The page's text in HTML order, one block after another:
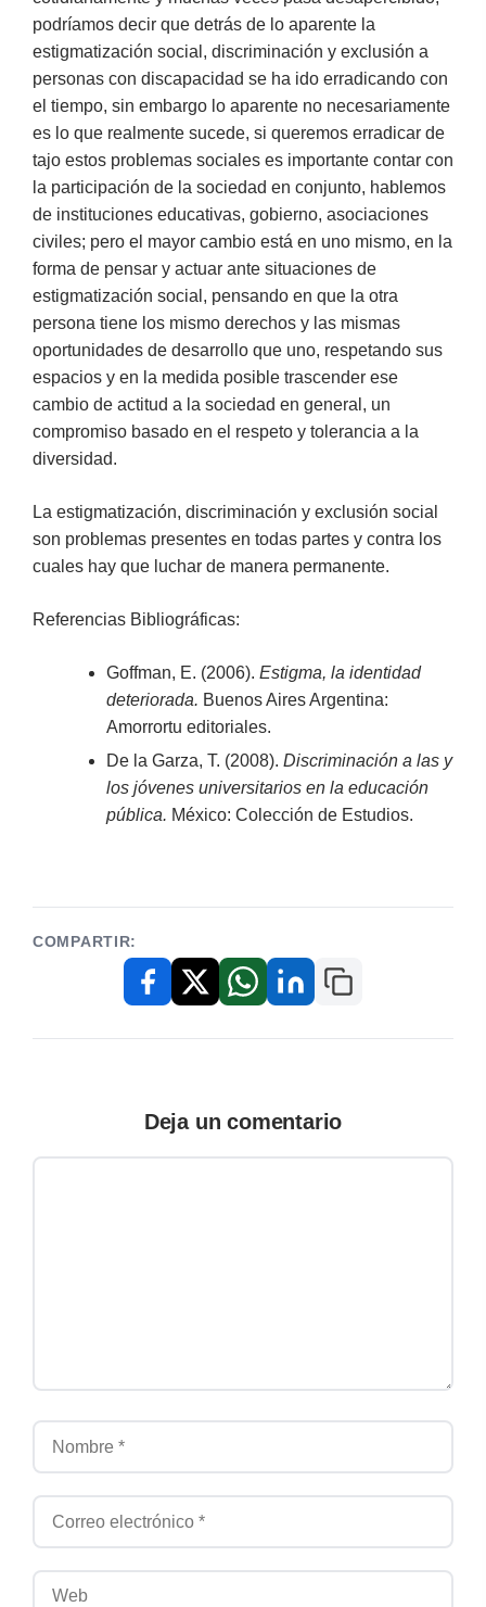
podríamos decir que detrás de lo aparente la
estigmatización social, discriminación y exclusión a
personas con discapacidad se ha ido erradicando con
el tiempo, sin embargo lo aparente no necesariamente
es lo que realmente sucede, si queremos erradicar de
tajo estos problemas sociales es importante contar con
la participación de la sociedad en conjunto, hablemos
de instituciones educativas, gobierno, asociaciones
civiles; pero el mayor cambio está en uno mismo, en la
forma de pensar y actuar ante situaciones de
estigmatización social, pensando en que la otra
persona tiene los mismo derechos y las mismas
oportunidades de desarrollo que uno, respetando sus
espacios y en la medida posible trascender ese
cambio de actitud a la sociedad en general, un
compromiso basado en el respeto y tolerancia a la
diversidad.
La estigmatización, discriminación y exclusión social
son problemas presentes en todas partes y contra los
cuales hay que luchar de manera permanente.
Referencias Bibliográficas:
Goffman, E. (2006). Estigma, la identidad
deteriorada. Buenos Aires Argentina:
Amorrortu editoriales.
De la Garza, T. (2008). Discriminación a las y
los jóvenes universitarios en la educación
pública. México: Colección de Estudios.
COMPARTIR:
FacebookX / TwitterWhatsAppLinkedInCopiar enlace
Deja un comentario